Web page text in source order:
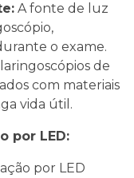
A fonte de luz
o exame.
de
com materiais
vida útil.
por LED:
por LED